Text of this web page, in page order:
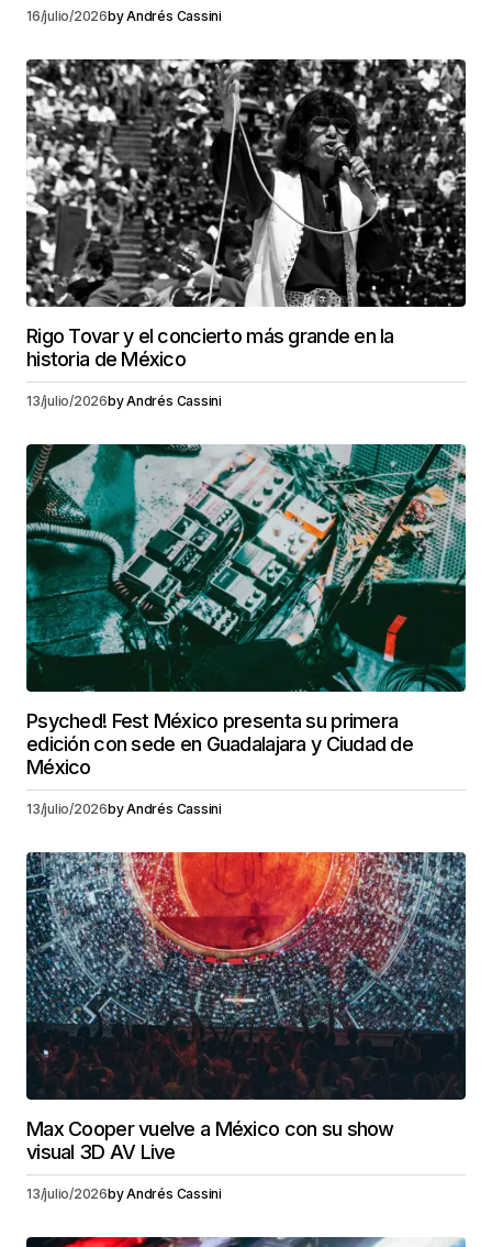
16/julio/2026byAndrés Cassini
Rigo Tovar y el concierto más grande en la
historia de México
13/julio/2026byAndrés Cassini
Psyched! Fest México presenta su primera
edición con sede en Guadalajara y Ciudad de
México
13/julio/2026byAndrés Cassini
Max Cooper vuelve a México con su show
visual 3D AV Live
13/julio/2026byAndrés Cassini